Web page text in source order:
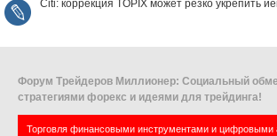
Citi: коррекция TOPIX может резко укрепить
Форум Трейдеров Миллионер: Социальный
стратегиями форекс и идеями для трейдинга!
Торговля финансовыми инструментами и цифровыми